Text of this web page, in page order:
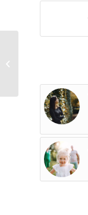
Abschied nehmen